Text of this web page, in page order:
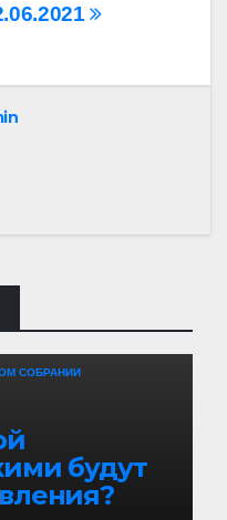
СОБРАНИИ
будут